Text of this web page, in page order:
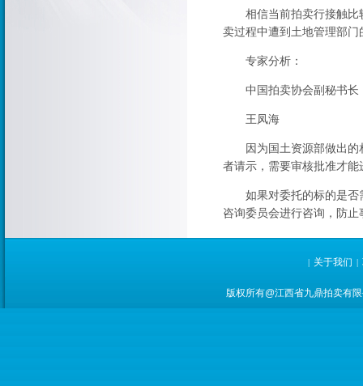
相信当前拍卖行接触比较
卖过程中遭到土地管理部门
专家分析：
中国拍卖协会副秘书长
王凤海
因为国土资源部做出的相
者请示，需要审核批准才
如果对委托的标的是否需
咨询委员会进行咨询，防
| 关于我们 |
版权所有@江西省九鼎拍卖有